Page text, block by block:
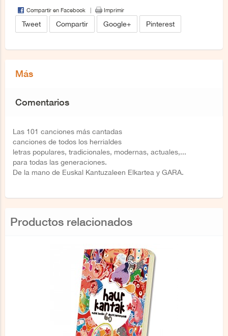
Compartir en Facebook Imprimir
Tweet Compartir Google+ Pinterest
Más
Comentarios
Las 101 canciones más cantadas
canciones de todos los herrialdes
letras populares, tradicionales, modernas, actuales,...
para todas las generaciones.
De la mano de Euskal Kantuzaleen Elkartea y GARA.
Productos relacionados